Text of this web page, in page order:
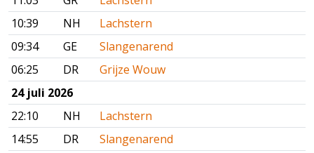
10:39
NH
Lachstern
09:34
GE
Slangenarend
06:25
DR
Grijze Wouw
24 juli 2026
22:10
NH
Lachstern
14:55
DR
Slangenarend